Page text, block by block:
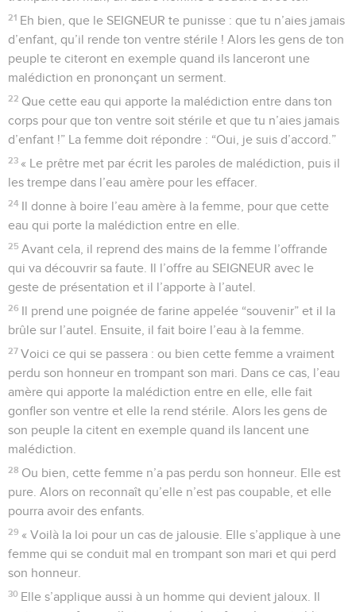
21 Eh bien, que le SEIGNEUR te punisse : que tu n’aies jamais
d’enfant, qu’il rende ton ventre stérile ! Alors les gens de ton
peuple te citeront en exemple quand ils lanceront une
malédiction en prononçant un serment.
22 Que cette eau qui apporte la malédiction entre dans ton
corps pour que ton ventre soit stérile et que tu n’aies jamais
d’enfant !” La femme doit répondre : “Oui, je suis d’accord.”
23 « Le prêtre met par écrit les paroles de malédiction, puis il
les trempe dans l’eau amère pour les effacer.
24 Il donne à boire l’eau amère à la femme, pour que cette
eau qui porte la malédiction entre en elle.
25 Avant cela, il reprend des mains de la femme l’offrande
qui va découvrir sa faute. Il l’offre au SEIGNEUR avec le
geste de présentation et il l’apporte à l’autel.
26 Il prend une poignée de farine appelée “souvenir” et il la
brûle sur l’autel. Ensuite, il fait boire l’eau à la femme.
27 Voici ce qui se passera : ou bien cette femme a vraiment
perdu son honneur en trompant son mari. Dans ce cas, l’eau
amère qui apporte la malédiction entre en elle, elle fait
gonfler son ventre et elle la rend stérile. Alors les gens de
son peuple la citent en exemple quand ils lancent une
malédiction.
28 Ou bien, cette femme n’a pas perdu son honneur. Elle est
pure. Alors on reconnaît qu’elle n’est pas coupable, et elle
pourra avoir des enfants.
29 « Voilà la loi pour un cas de jalousie. Elle s’applique à une
femme qui se conduit mal en trompant son mari et qui perd
son honneur.
30 Elle s’applique aussi à un homme qui devient jaloux. Il